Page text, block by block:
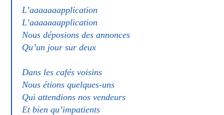
L’aaaaaaapplication
L’aaaaaaapplication
Nous déposions des annonces
Qu’un jour sur deux
Dans les cafés voisins
Nous étions quelques-uns
Qui attendions nos vendeurs
Et bien qu’impatients